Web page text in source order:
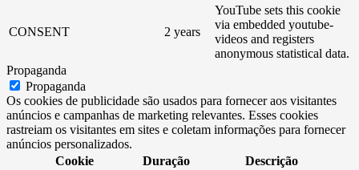
CONSENT 2 years
YouTube sets this cookie
via embedded youtube-
videos and registers
anonymous statistical data.
Propaganda
Propaganda
Os cookies de publicidade são usados ​​para fornecer aos visitantes
anúncios e campanhas de marketing relevantes. Esses cookies
rastreiam os visitantes em sites e coletam informações para fornecer
anúncios personalizados.
Cookie
Duração Descrição